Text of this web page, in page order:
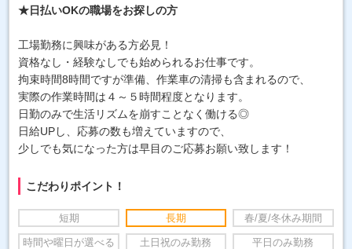
★日払いOKの職場をお探しの方
工場勤務に興味がある方必見！
資格なし・経験なしでも始められるお仕事です。
拘束時間8時間ですが準備、作業車の清掃も含まれるので、
実際の作業時間は４～５時間程度となります。
日勤のみで生活リズムを崩すことなく働ける◎
日給UPし、応募の数も増えていますので、
少しでも気になった方は早目のご応募お願い致します！
こだわりポイント！
短期 長期 春/夏/冬休み期間
時間や曜日が選べる 土日祝のみ勤務 平日のみ勤務